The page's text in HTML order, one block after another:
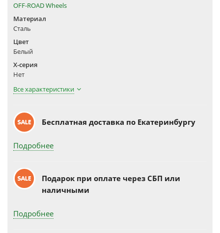
OFF-ROAD Wheels
Материал
Сталь
Цвет
Белый
X-серия
Нет
Все характеристики
Бесплатная доставка по Екатеринбургу
Подробнее
Подарок при оплате через СБП или
наличными
Подробнее